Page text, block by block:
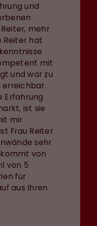
und
mehr
Reiter hat
mit
und war zu
erreichbar.
Erfahrung
ist sie
mir
Frau Reiter
sehr
von
von 5
für
aus Ihren